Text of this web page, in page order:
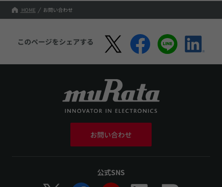
HOME お問い合わせ
このページをシェアする
お問い合わせ
公式SNS